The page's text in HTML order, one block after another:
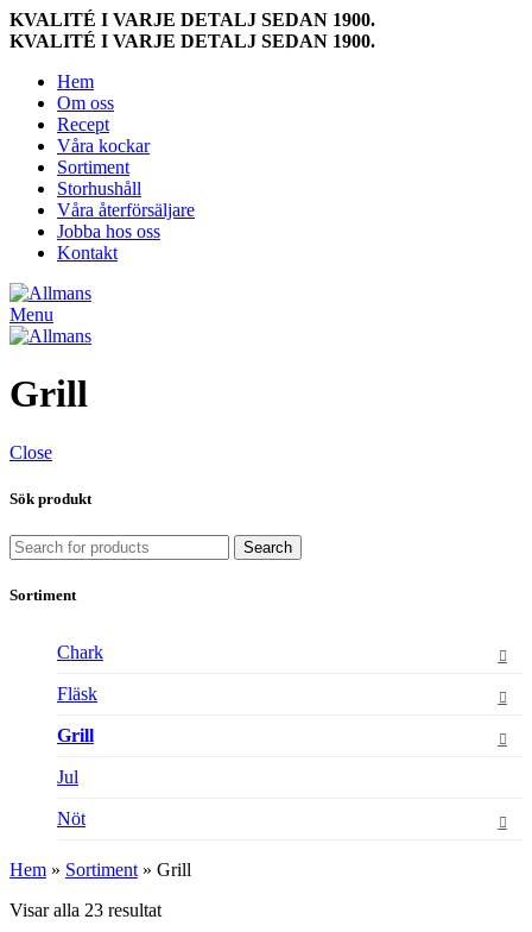
KVALITÉ I VARJE DETALJ SEDAN 1900.
KVALITÉ I VARJE DETALJ SEDAN 1900.
Hem
Om oss
Recept
Våra kockar
Sortiment
Storhushåll
Våra återförsäljare
Jobba hos oss
Kontakt
Menu
Grill
Close
Sök produkt
Search
Sortiment
Chark
Fläsk
Grill
Jul
Nöt
Hem » Sortiment » Grill
Visar alla 23 resultat